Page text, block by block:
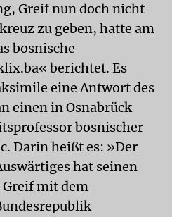
Greif nun doch nicht
zu geben, hatte am
bosnische
berichtet. Es
eine Antwort des
einen in Osnabrück
bosnischer
Darin heißt es: »Der
hat seinen
Greif mit dem